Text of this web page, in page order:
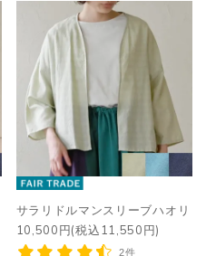
サラリドルマンスリーブハオリ
10,500円(税込11,550円)
2件